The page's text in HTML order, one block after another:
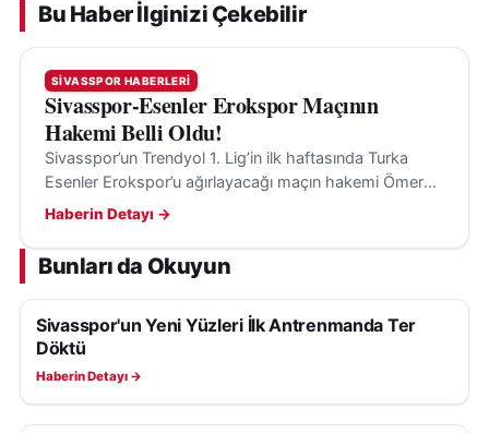
Bu Haber İlginizi Çekebilir
SIVASSPOR HABERLERI
Sivasspor-Esenler Erokspor Maçının
Hakemi Belli Oldu!
Sivasspor’un Trendyol 1. Lig’in ilk haftasında Turka
Esenler Erokspor’u ağırlayacağı maçın hakemi Ömer
Tolga Güldibi oldu. Karşılaşma 8 Ağustos’ta Sivas’ta
Haberin Detayı →
Bunları da Okuyun
SIVASSPOR HABERLERI
Sivasspor'un Yeni Yüzleri İlk Antrenmanda Ter
Döktü
Haberin Detayı →